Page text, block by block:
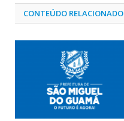
CONTEÚDO RELACIONADO